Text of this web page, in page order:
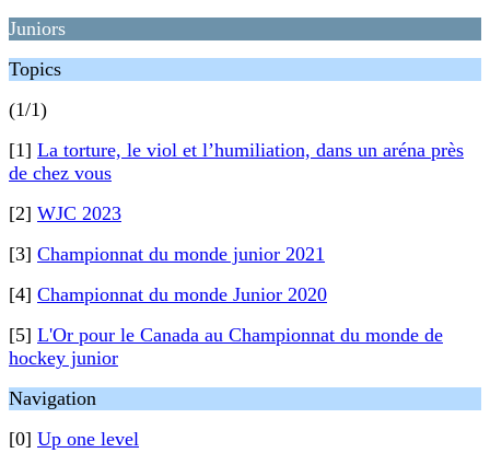
Juniors
Topics
(1/1)
[1] La torture, le viol et l’humiliation, dans un aréna près
de chez vous
[2] WJC 2023
[3] Championnat du monde junior 2021
[4] Championnat du monde Junior 2020
[5] L'Or pour le Canada au Championnat du monde de
hockey junior
Navigation
[0] Up one level